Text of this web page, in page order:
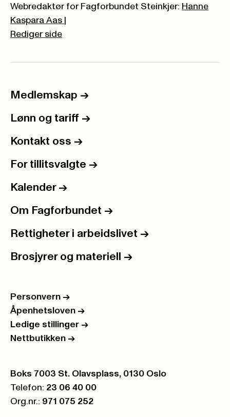
Webredaktør for Fagforbundet Steinkjer: Hanne
Kaspara Aas
Rediger side
Medlemskap ->
Lønn og tariff ->
Kontakt oss ->
For tillitsvalgte ->
Kalender ->
Om Fagforbundet ->
Rettigheter i arbeidslivet ->
Brosjyrer og materiell ->
Personvern ->
Åpenhetsloven ->
Ledige stillinger ->
Nettbutikken ->
Postboks:
Boks 7003 St. Olavsplass, 0130 Oslo
Telefon: 23 06 40 00
Org.nr.: 971 075 252